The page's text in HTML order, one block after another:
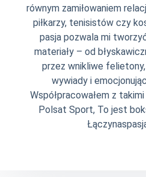
równym zamiłowaniem
piłkarzy, tenisistów czy
pasja pozwala mi
materiały – od
przez wnikliwe
wywiady i
Współpracowałem z
Polsat Sport, To jest